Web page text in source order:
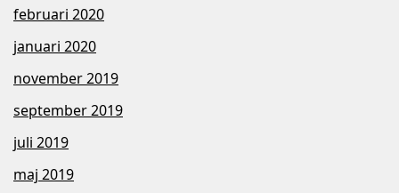
februari 2020
januari 2020
november 2019
september 2019
juli 2019
maj 2019